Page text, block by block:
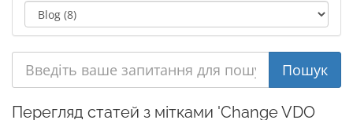
Перегляд статей з мітками 'Change VDO